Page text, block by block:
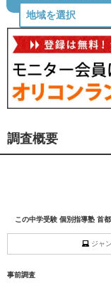
調査概要
この中学受験 個別指導塾 首
ジャ
事前調査